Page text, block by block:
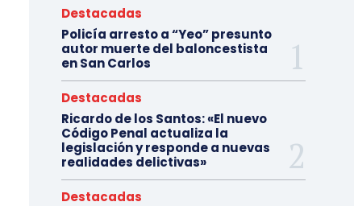
Destacadas
Policía arresto a “Yeo” presunto
autor muerte del baloncestista
en San Carlos
Destacadas
Ricardo de los Santos: «El nuevo
Código Penal actualiza la
legislación y responde a nuevas
realidades delictivas»
Destacadas